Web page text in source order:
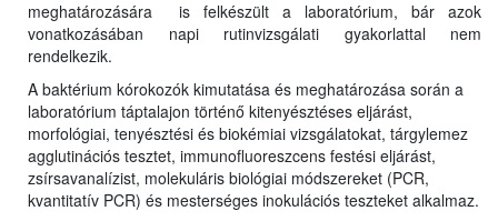
meghatározására is felkészült a laboratórium, bár azok
vonatkozásában napi rutinvizsgálati gyakorlattal nem
rendelkezik.
A baktérium kórokozók kimutatása és meghatározása során a
laboratórium táptalajon történő kitenyésztéses eljárást,
morfológiai, tenyésztési és biokémiai vizsgálatokat, tárgylemez
agglutinációs tesztet, immunofluoreszcens festési eljárást,
zsírsavanalízist, molekuláris biológiai módszereket (PCR,
kvantitatív PCR) és mesterséges inokulációs teszteket alkalmaz.